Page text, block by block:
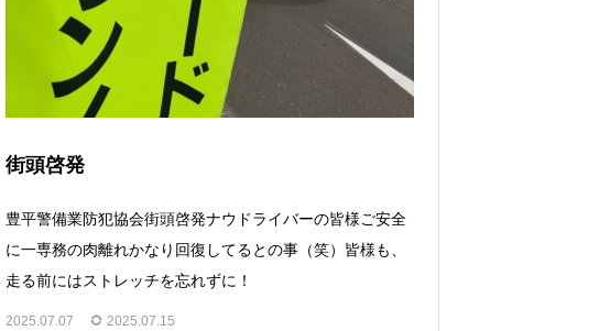
街頭啓発
豊平警備業防犯協会街頭啓発ナウドライバーの皆様ご安全
に一専務の肉離れかなり回復してるとの事（笑）皆様も、
走る前にはストレッチを忘れずに！
2025.07.07 2025.07.15